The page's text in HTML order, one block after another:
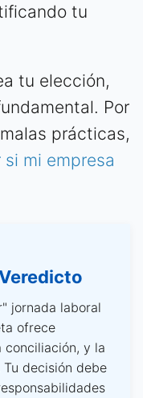
tu
tu elección,
Por
prácticas,
mi empresa
jornada laboral
ofrece
y la
decisión debe